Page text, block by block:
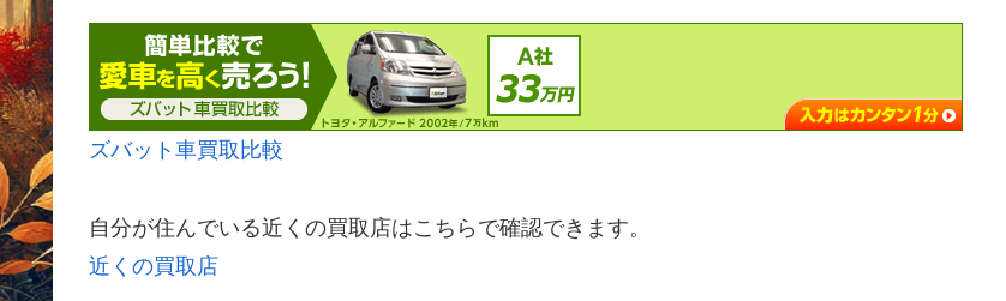
ズバット車買取比較
自分が住んでいる近くの買取店はこちらで確認できます。
近くの買取店